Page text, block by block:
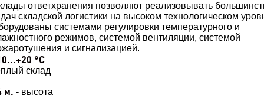
ответхранения позволяют реализовывать
складской логистики на высоком технологическом
системами регулировки температурного и
режимов, системой вентиляции, системой
и сигнализацией.
°C
склад
м. - высота